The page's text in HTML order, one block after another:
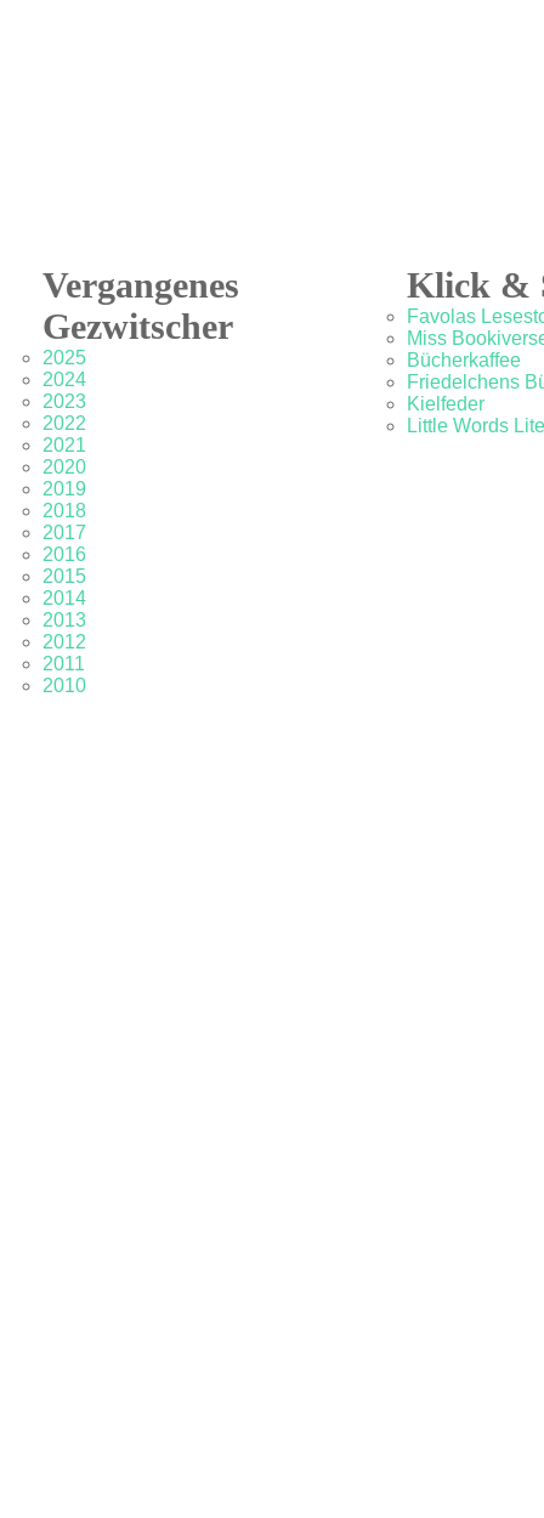
Vergangenes
Gezwitscher
2025
2024
2023
2022
2021
2020
2019
2018
2017
2016
2015
2014
2013
2012
2011
2010
Klick &
Favolas
Miss
Bücherkaffee
Friedelchens
Kielfeder
Little Words